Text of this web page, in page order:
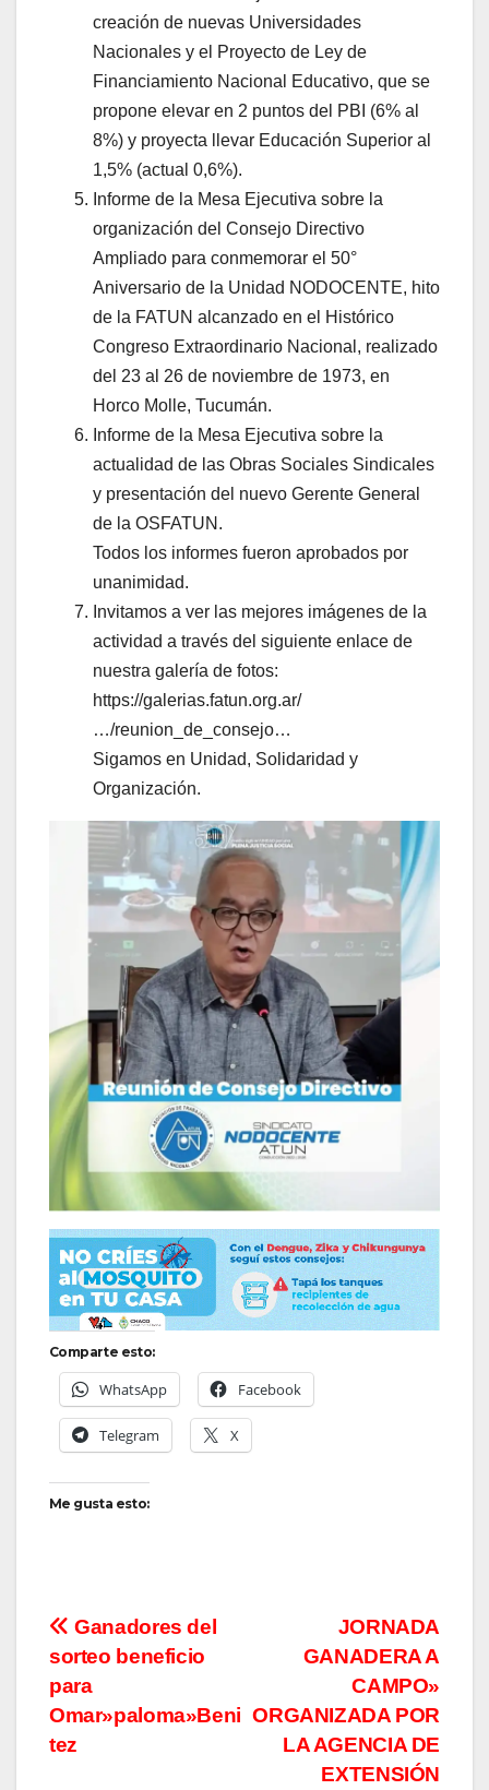
creación de nuevas Universidades
Nacionales y el Proyecto de Ley de
Financiamiento Nacional Educativo, que se
propone elevar en 2 puntos del PBI (6% al
8%) y proyecta llevar Educación Superior al
1,5% (actual 0,6%).
Informe de la Mesa Ejecutiva sobre la
organización del Consejo Directivo
Ampliado para conmemorar el 50°
Aniversario de la Unidad NODOCENTE, hito
de la FATUN alcanzado en el Histórico
Congreso Extraordinario Nacional, realizado
del 23 al 26 de noviembre de 1973, en
Horco Molle, Tucumán.
Informe de la Mesa Ejecutiva sobre la
actualidad de las Obras Sociales Sindicales
y presentación del nuevo Gerente General
de la OSFATUN.
Todos los informes fueron aprobados por
unanimidad.
Invitamos a ver las mejores imágenes de la
actividad a través del siguiente enlace de
nuestra galería de fotos:
https://galerias.fatun.org.ar/
…/reunion_de_consejo…
Sigamos en Unidad, Solidaridad y
Organización.
Comparte esto:
WhatsApp Facebook
Telegram X
Me gusta esto:
Navegación
de
entradas
JORNADA
GANADERA A
CAMPO»
ORGANIZADA POR
LA AGENCIA DE
EXTENSIÓN
Ganadores del
sorteo beneficio
para
Omar»paloma»Beni
tez